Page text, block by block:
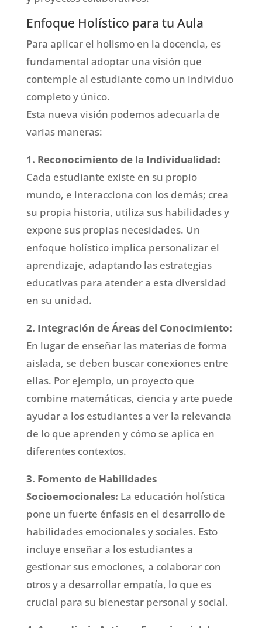
Enfoque Holístico para tu Aula
Para aplicar el holismo en la docencia, es
fundamental adoptar una visión que
contemple al estudiante como un individuo
completo y único.
Esta nueva visión podemos adecuarla de
varias maneras:
1. Reconocimiento de la Individualidad:
Cada estudiante existe en su propio
mundo, e interacciona con los demás; crea
su propia historia, utiliza sus habilidades y
expone sus propias necesidades. Un
enfoque holístico implica personalizar el
aprendizaje, adaptando las estrategias
educativas para atender a esta diversidad
en su unidad.
2. Integración de Áreas del Conocimiento:
En lugar de enseñar las materias de forma
aislada, se deben buscar conexiones entre
ellas. Por ejemplo, un proyecto que
combine matemáticas, ciencia y arte puede
ayudar a los estudiantes a ver la relevancia
de lo que aprenden y cómo se aplica en
diferentes contextos.
3. Fomento de Habilidades
Socioemocionales: La educación holística
pone un fuerte énfasis en el desarrollo de
habilidades emocionales y sociales. Esto
incluye enseñar a los estudiantes a
gestionar sus emociones, a colaborar con
otros y a desarrollar empatía, lo que es
crucial para su bienestar personal y social.